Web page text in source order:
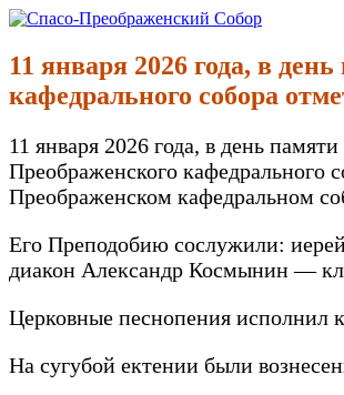
Перейти
содержимому
Спасо-Преображенский Собор
Спасо-Преображенский кафедральный
11 января 2026 года, в
кафедрального собора
11 января 2026 года, в день
Преображенского кафедрального
Преображенском кафедральном
Его Преподобию сослужили:
диакон Александр Космынин —
Церковные песнопения исполнил
На сугубой ектении были